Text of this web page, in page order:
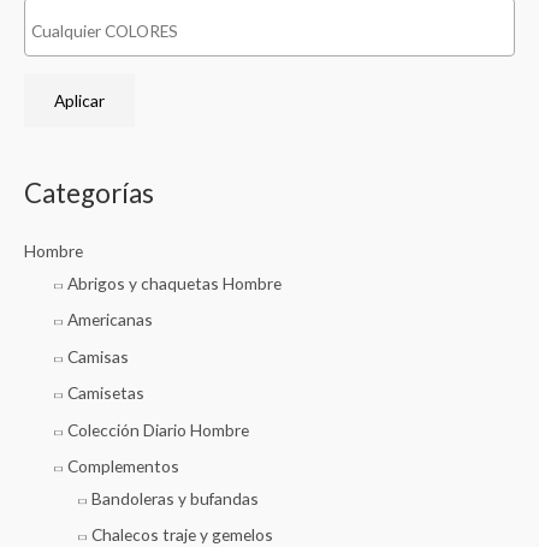
Aplicar
Categorías
Hombre
Abrigos y chaquetas Hombre
Americanas
Camisas
Camisetas
Colección Diario Hombre
Complementos
Bandoleras y bufandas
Chalecos traje y gemelos